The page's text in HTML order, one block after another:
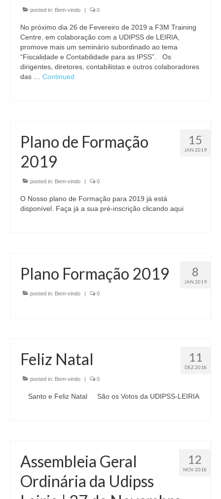
posted in: Bem-vindo | 0
No próximo dia 26 de Fevereiro de 2019 a F3M Training
Centre, em colaboração com a UDIPSS de LEIRIA,
promove mais um seminário subordinado ao tema
“Fiscalidade e Contabilidade para as IPSS”. Os
dirigentes, diretores, contabilistas e outros colaboradores
das … Continued
15
JAN 2019
Plano de Formação
2019
posted in: Bem-vindo | 0
O Nosso plano de Formação para 2019 já está
disponível. Faça já a sua pré-inscrição clicando aqui
8
JAN 2019
Plano Formação 2019
posted in: Bem-vindo | 0
11
DEZ 2018
Feliz Natal
posted in: Bem-vindo | 0
Santo e Feliz Natal São os Votos da UDIPSS-LEIRIA
12
NOV 2018
Assembleia Geral
Ordinária da Udipss